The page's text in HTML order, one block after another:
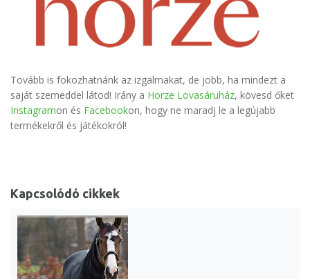
Tovább is fokozhatnánk az izgalmakat, de jobb, ha mindezt a
saját szemeddel látod! Irány a Horze Lovasáruház, kövesd őket
Instagramon és Facebookon, hogy ne maradj le a legújabb
termékekről és játékokról!
Kapcsolódó cikkek